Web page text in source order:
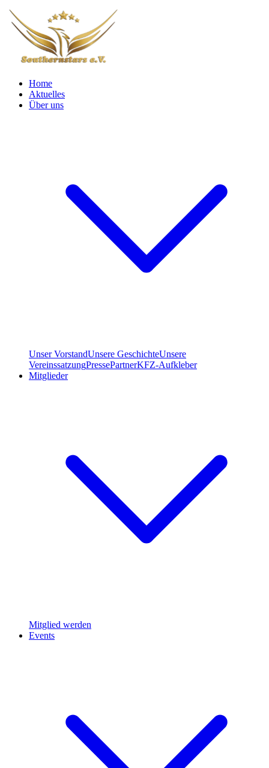
Home
Aktuelles
Über uns
Unser VorstandUnsere GeschichteUnsere
VereinssatzungPressePartnerKFZ-Aufkleber
Mitglieder
Mitglied werden
Events